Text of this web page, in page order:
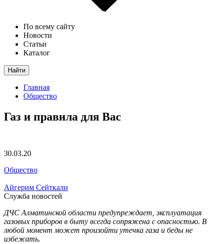
По всему сайту
Новости
Статьи
Каталог
Найти
Главная
Общество
Газ и правила для Вас
30.03.20
Общество
Айгерим Сейткали
Служба новостей
ДЧС Алматинской области предупреждает, эксплуатация
газовых приборов в быту всегда сопряжена с опасностью. В
любой момент может произойти утечка газа и беды не
избежать.